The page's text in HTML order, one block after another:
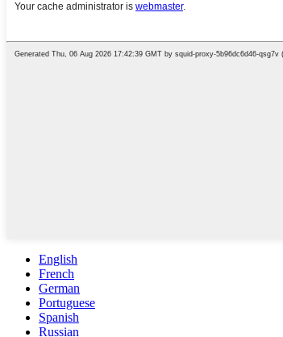
English
French
German
Portuguese
Spanish
Russian